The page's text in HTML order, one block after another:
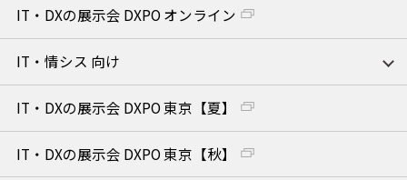
IT・DXの展示会 DXPO オンライン
IT・情シス 向け
IT・DXの展示会 DXPO 東京【夏】
IT・DXの展示会 DXPO 東京【秋】